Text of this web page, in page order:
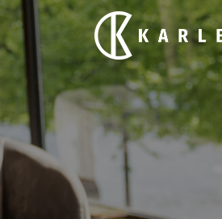
Siirry
suoraan
sisältöön